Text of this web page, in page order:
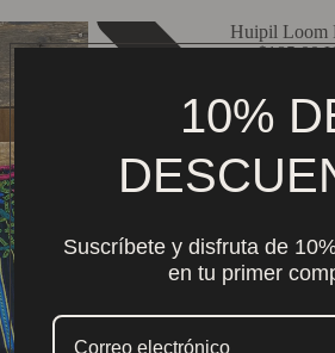
Huipil Loom
$185.00
Envío nacional $159. Gratis
Auténtico arte textil mexicano.
DESCRIPCIÓN
CONSERVACIÓN
10%
Suscríbete y disfruta de
en tu primer